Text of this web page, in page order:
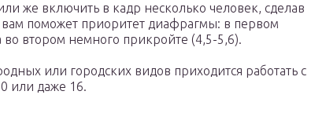
же включить в кадр несколько человек, сделав
вам поможет приоритет диафрагмы: в первом
втором немного прикройте (4,5-5,6).
или городских видов приходится работать с
или даже 16.